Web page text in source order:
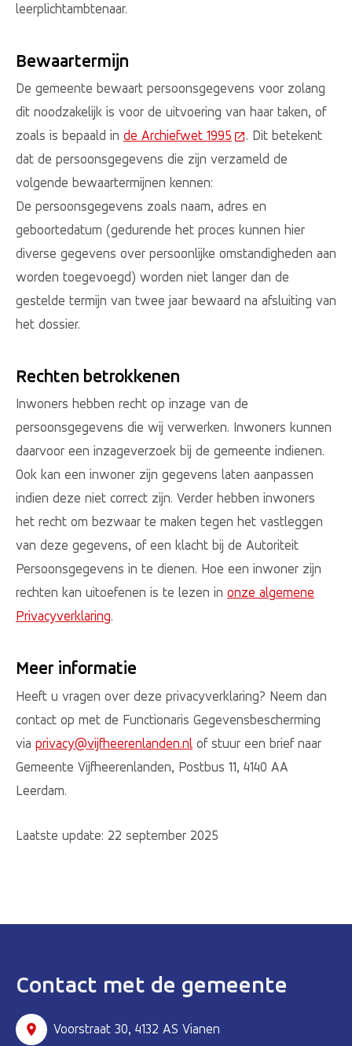
leerplichtambtenaar.
Bewaartermijn
De gemeente bewaart persoonsgegevens voor zolang
dit noodzakelijk is voor de uitvoering van haar taken, of
zoals is bepaald in de Archiefwet 1995 (Deze link gaat
. Dit betekent
dat de persoonsgegevens die zijn verzameld de
volgende bewaartermijnen kennen:
De persoonsgegevens zoals naam, adres en
geboortedatum (gedurende het proces kunnen hier
diverse gegevens over persoonlijke omstandigheden aan
worden toegevoegd) worden niet langer dan de
gestelde termijn van twee jaar bewaard na afsluiting van
het dossier.
Rechten betrokkenen
Inwoners hebben recht op inzage van de
persoonsgegevens die wij verwerken. Inwoners kunnen
daarvoor een inzageverzoek bij de gemeente indienen.
Ook kan een inwoner zijn gegevens laten aanpassen
indien deze niet correct zijn. Verder hebben inwoners
het recht om bezwaar te maken tegen het vastleggen
van deze gegevens, of een klacht bij de Autoriteit
Persoonsgegevens in te dienen. Hoe een inwoner zijn
rechten kan uitoefenen is te lezen in onze algemene
Privacyverklaring.
Meer informatie
Heeft u vragen over deze privacyverklaring? Neem dan
contact op met de Functionaris Gegevensbescherming
via privacy@vijfheerenlanden.nl of stuur een brief naar
Gemeente Vijfheerenlanden, Postbus 11, 4140 AA
Leerdam.
Laatste update: 22 september 2025
Contact met de gemeente
Voorstraat 30, 4132 AS Vianen